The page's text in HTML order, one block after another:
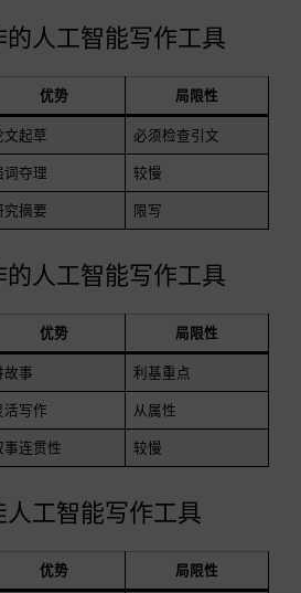
人工智能写作工具
优势 局限性
文起草 必须检查引文
词夺理 较慢
究摘要 限写
人工智能写作工具
优势 局限性
故事 利基重点
活写作 从属性
事连贯性 较慢
工智能写作工具
优势 局限性